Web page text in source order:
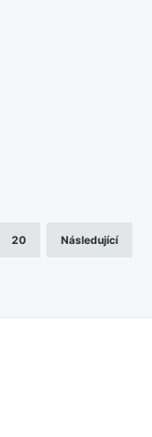
20 Následující